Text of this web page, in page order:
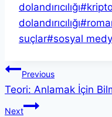
Tags:
dolandırıcılığı#
dolandırıcılığı#
suçlar#sosyal
Yazı
gezinmesi
Previous
Teori: Anlamak İçin
Next